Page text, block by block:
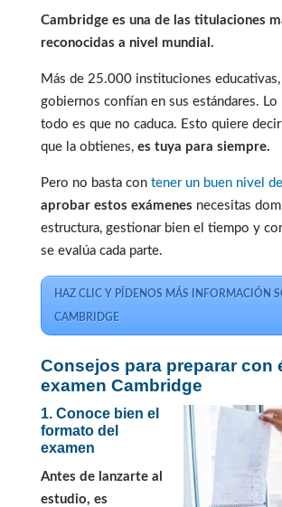
Cambridge es una de las titulaciones
reconocidas a nivel mundial.
Más de 25.000 instituciones educativas,
gobiernos confían en sus estándares. Lo
todo es que no caduca. Esto quiere
que la obtienes, es tuya para siempre.
Pero no basta con tener un buen nivel
aprobar estos exámenes necesitas
estructura, gestionar bien el tiempo y
se evalúa cada parte.
HAZ CLIC Y PÍDENOS MÁS INFORMACIÓN
CAMBRIDGE
Consejos para preparar con
examen Cambridge
1. Conoce bien el
formato del
examen
Antes de lanzarte al
estudio, es